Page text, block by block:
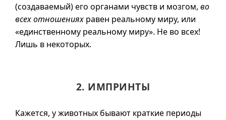
(создаваемый) его органами чувств и мозгом, во
всех отношениях равен реальному миру, или
«единственному реальному миру». Не во всех!
Лишь в некоторых.
2. ИМПРИНТЫ
Кажется, у животных бывают краткие периоды